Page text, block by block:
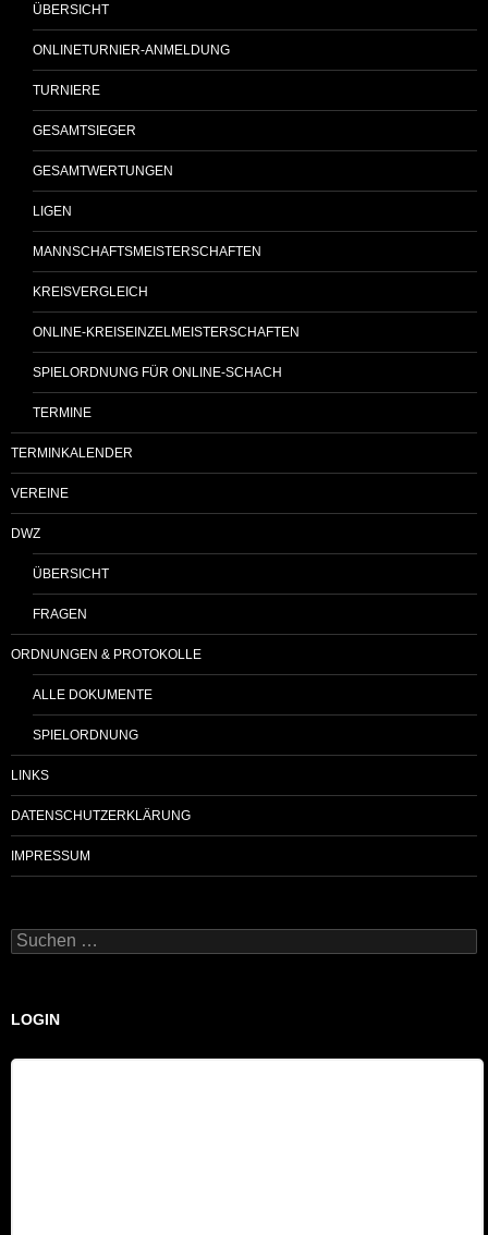
ÜBERSICHT
ONLINETURNIER-ANMELDUNG
TURNIERE
GESAMTSIEGER
GESAMTWERTUNGEN
LIGEN
MANNSCHAFTSMEISTERSCHAFTEN
KREISVERGLEICH
ONLINE-KREISEINZELMEISTERSCHAFTEN
SPIELORDNUNG FÜR ONLINE-SCHACH
TERMINE
TERMINKALENDER
VEREINE
DWZ
ÜBERSICHT
FRAGEN
ORDNUNGEN & PROTOKOLLE
ALLE DOKUMENTE
SPIELORDNUNG
LINKS
DATENSCHUTZERKLÄRUNG
IMPRESSUM
Suchen
nach:
LOGIN